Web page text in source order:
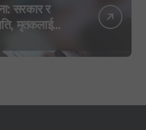
सरकार र
मृतकलाई